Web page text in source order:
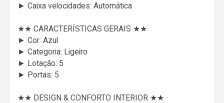
► Caixa velocidades: Automática
★★ CARACTERÍSTICAS GERAIS ★★
► Cor: Azul
► Categoria: Ligeiro
► Lotação: 5
► Portas: 5
★★ DESIGN & CONFORTO INTERIOR ★★